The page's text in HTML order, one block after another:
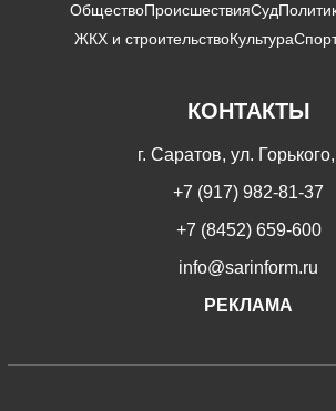
ОбществоПроисшествияСуд
ЖКХ и строительствоКультура
КОНТАКТЫ
г. Саратов, ул.
+7 (917) 982-81-37
+7 (8452) 659-600
info@sarinform.ru
РЕКЛАМА